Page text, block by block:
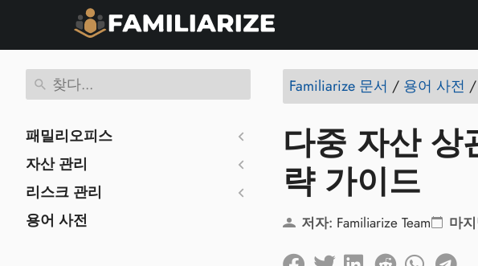
패밀리오피스
자산 관리
리스크 관리
용어 사전
Familiarize 문서 / 용어 사전 /
다중 자산 상
략 가이드
저자: Familiarize Team 마